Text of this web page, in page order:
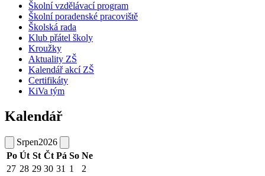
Školní vzdělávací program
Školní poradenské pracoviště
Školská rada
Klub přátel školy
Kroužky
Aktuality ZŠ
Kalendář akcí ZŠ
Certifikáty
KiVa tým
Kalendář
Srpen2026
Po Út St Čt Pá So Ne
27 28 29 30 31 1
2